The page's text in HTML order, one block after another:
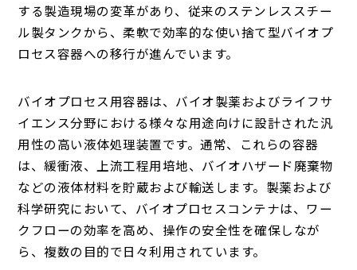
する製造現場の変革があり、従来のステンレススチー
ル製タンクから、柔軟で効率的な使い捨て型バイオプ
ロセス容器への移行が進んでいます。
バイオプロセス用容器は、バイオ製薬およびライフサ
イエンス分野における様々な用途向けに設計された汎
用性の高い液体処理装置です。通常、これらの容器
は、緩衝液、上流工程用培地、バイオハザード廃棄物
などの液体材料を貯蔵および輸送します。製薬および
科学研究において、バイオプロセスコンテナは、ワー
クフローの効率を高め、操作の安全性を確保しなが
ら、複数の目的で日々利用されています。